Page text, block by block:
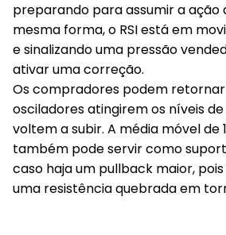
preparando para assumir a ação
mesma forma, o RSI está em
e sinalizando uma pressão
ativar uma correção.
Os compradores podem retornar
osciladores atingirem os níveis
voltem a subir. A média móvel de
também pode servir como
caso haja um pullback maior,
uma resistência quebrada em